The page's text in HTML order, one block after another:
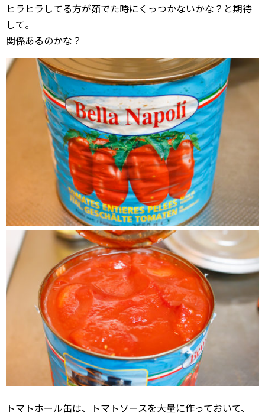
ヒラヒラしてる方が茹でた時にくっつかないかな？と期待
して。
関係あるのかな？
トマトホール缶は、トマトソースを大量に作っておいて、